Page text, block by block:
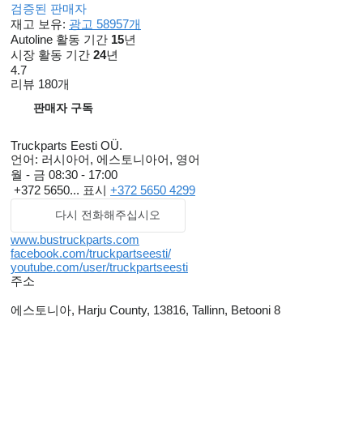
검증된 판매자
재고 보유: 광고 58957개
Autoline 활동 기간 15년
시장 활동 기간 24년
4.7
리뷰 180개
판매자 구독
Truckparts Eesti OÜ.
언어: 러시아어, 에스토니아어, 영어
월 - 금 08:30 - 17:00
+372 5650... 표시 +372 5650 4299
다시 전화해주십시오
www.bustruckparts.com
facebook.com/truckpartseesti/
youtube.com/user/truckpartseesti
주소
에스토니아, Harju County, 13816, Tallinn, Betooni 8